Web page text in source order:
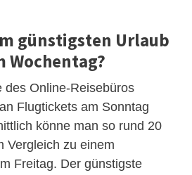
günstigsten Urlaub
Wochentag?
des Online-Reisebüros
Flugtickets am Sonntag
könne man so rund 20
Vergleich zu einem
Freitag. Der günstigste